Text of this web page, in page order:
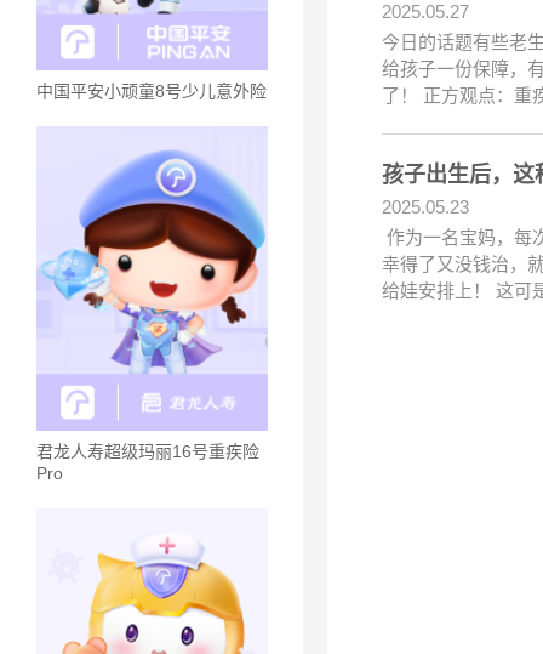
中国平安小顽童8号少儿意外险
君龙人寿超级玛丽16号重疾险
Pro
2025.05.27
今日的话题有些老
给孩子一份保障，
了！ 正方观点：重
孩子出生后，这
2025.05.23
作为一名宝妈，每
幸得了又没钱治，
给娃安排上！ 这可